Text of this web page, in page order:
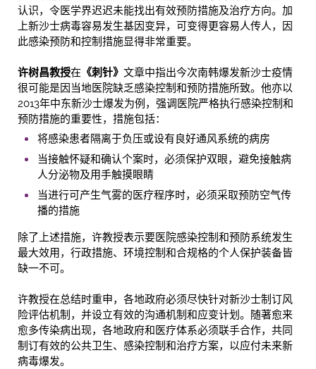
认识，令医学界迟迟未能找出有效预防措施及治疗方向。加
上新沙士病毒容易发生基因变异，可变得更容易人传人，因
此感染预防和控制措施显得非常重要。
许树昌教授在 《刺针》 文章中指出今次南韩爆发新沙士疫情
很可能是因当地医院缺乏感染控制和预防措施所致。他亦以
2013年中东新沙士爆发为例，强调医院严格执行感染控制和
预防措施的重要性，措施包括：
将感染患者隔离于负压或设有良好通风系统的病房
当接触怀疑和确认个案时，必须保护双眼，避免接触病
人分泌物及用手触摸眼睛
当进行可产生气雾的医疗程序时，必须采取预防空气传
播的措施
除了上述措施，许教授表示要医院感染控制和预防系统发生
最大效用，行政措施、环境控制和合规格的个人保护装备皆
缺一不可。
许教授在总结时重申，各地政府必须尽快针对新沙士制订风
险评估机制，并设立有效的沟通机制和应变计划。随著愈来
愈多传染病出现，各地政府和医疗体系必须联手合作，共同
制订有效的公共卫生、感染控制和治疗方案，以应付未来新
病毒爆发。